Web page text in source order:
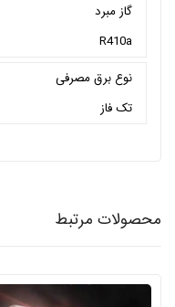
گاز مبرد
R410a
نوع برق مصرفی
تک فاز
محصولات مرتبط